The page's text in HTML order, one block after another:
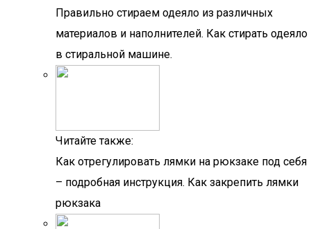
Правильно стираем одеяло из различных
материалов и наполнителей. Как стирать одеяло
в стиральной машине.
Читайте также:
Как отрегулировать лямки на рюкзаке под себя
– подробная инструкция. Как закрепить лямки
рюкзака